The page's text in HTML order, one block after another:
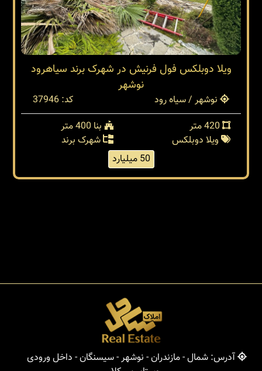
ویلا دوبلکس فول فرنیش در شهرک برند سیاهرود
نوشهر
نوشهر / سیاه رود
کد: 37946
بنا 400 متر
ویلا دوبلکس
شهرک برند
50 میلیارد
آدرس: شمال - مازندران - نوشهر - سیسنگان - داخل ورودی